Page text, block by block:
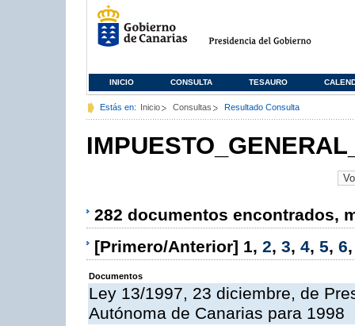
INICIO CONSULTA TESAURO
Estás en: Inicio Consultas Resultado Consulta
282 documentos encontrados,
[Primero/Anterior] 1, 2, 3, 4, 5, 6
Documentos
Ley 13/1997, 23 diciembre, de
Autónoma de Canarias para 1998